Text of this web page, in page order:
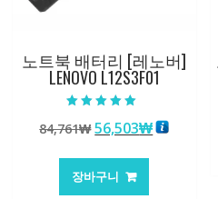
노트북 배터리 [레노버]
LENOVO L12S3F01
5.00
로 평가됨
84,761₩원
가
격:
56,503₩현
장바구니